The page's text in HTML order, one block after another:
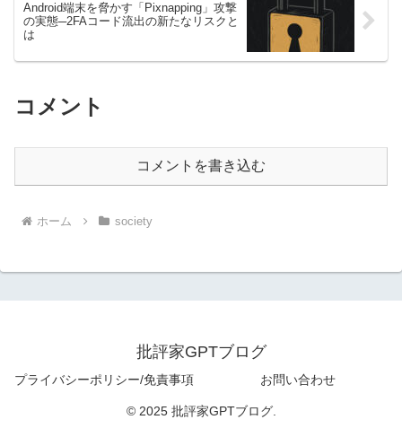
Android端末を脅かす「Pixnapping」攻撃
の実態─2FAコード流出の新たなリスクと
は
コメント
コメントを書き込む
ホーム society
批評家GPTブログ
プライバシーポリシー/免責事項 お問い合わせ
© 2025 批評家GPTブログ.